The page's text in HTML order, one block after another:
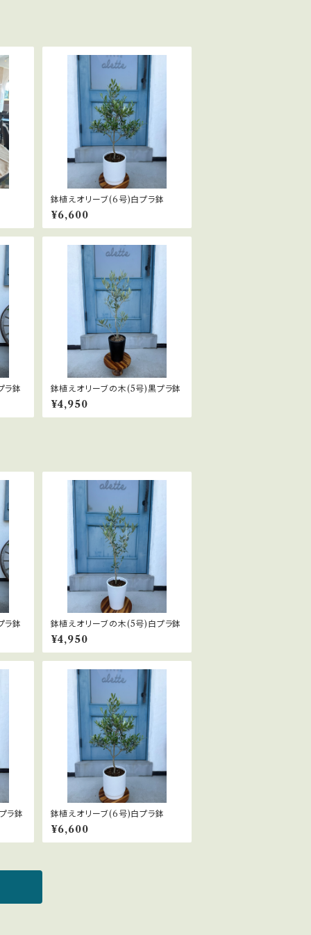
鉢植えオリーブ(6号)白プラ鉢
¥6,600
ラ鉢 鉢植えオリーブの木(5号)黒プラ鉢
¥4,950
ラ鉢 鉢植えオリーブの木(5号)白プラ鉢
¥4,950
ラ鉢 鉢植えオリーブ(6号)白プラ鉢
¥6,600